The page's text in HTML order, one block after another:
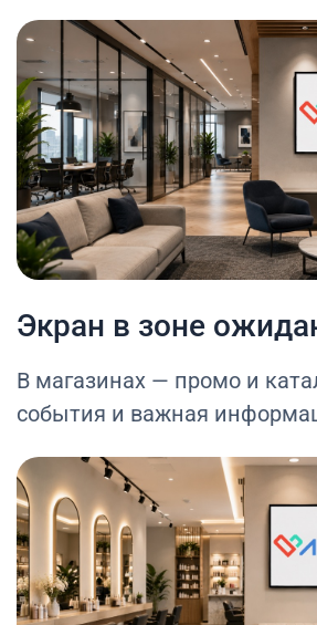
Экран в зоне
В магазинах — промо и
события и важная